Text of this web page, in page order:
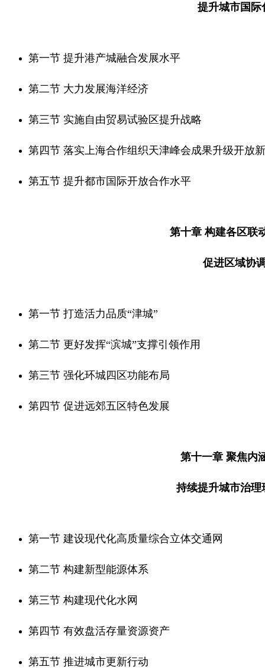
提升城市国际
第一节 提升港产城融合发展水平
第二节 大力发展海洋经济
第三节 实施自由贸易试验区提升战略
第四节 落实上海合作组织天津峰会成果升级开放
第五节 提升都市国际开放合作水平
第十章 构建各区联
促进区域协
第一节 打造活力品质“津城”
第二节 更好发挥“滨城”支撑引领作用
第三节 强化环城四区功能布局
第四节 促进远郊五区特色发展
第十一章 聚焦内
持续提升城市治理
第一节 建设现代化高质量综合立体交通网
第二节 构建新型能源体系
第三节 构建现代化水网
第四节 有效盘活存量资源资产
第五节 推进城市更新行动